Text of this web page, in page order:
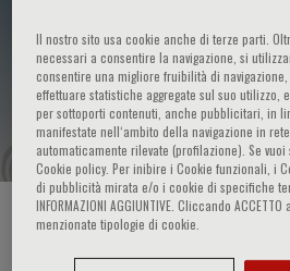
International
insights and new
trasplantation
HOME PAGE / CURSOS Y EVENTOS
Il nostro sito usa cookie anche di terze parti.
necessari a consentire la navigazione, si
consentire una migliore fruibilità di
effettuare statistiche aggregate sul suo utilizzo,
per sottoporti contenuti, anche pubblicitari, in
manifestate nell‘ambito della navigazione in
automaticamente rilevate (profilazione). Se
Cookie policy. Per inibire i Cookie funzionali, i
di pubblicità mirata e/o i cookie di specifiche
INFORMAZIONI AGGIUNTIVE. Cliccando
menzionate tipologie di cookie.